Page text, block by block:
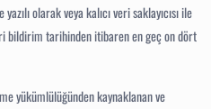
olarak veya kalıcı veri saklayıcısı ile
bildirim tarihinden itibaren en geç on dört
yükümlülüğünden kaynaklanan ve